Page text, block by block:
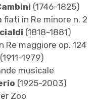
(1746-1825)
in Re minore n. 2
(1818-1881)
Re maggiore op. 124
(1911-1979)
musicale
(1925-2003)
Zoo